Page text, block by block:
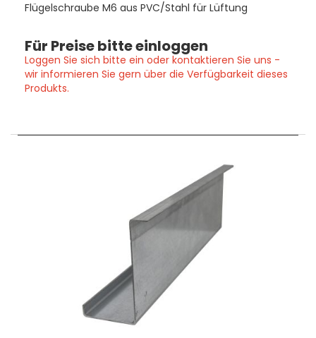
Flügelschraube M6 aus PVC/Stahl für Lüftung
Für Preise bitte einloggen
Loggen Sie sich bitte ein oder kontaktieren Sie uns -
wir informieren Sie gern über die Verfügbarkeit dieses
Produkts.